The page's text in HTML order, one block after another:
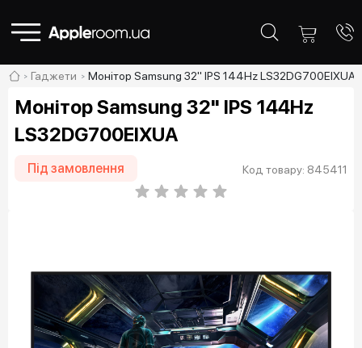
Гаджети Монітор Samsung 32" IPS 144Hz LS32DG700EIXUA
Монітор Samsung 32" IPS 144Hz
LS32DG700EIXUA
Під замовлення Код товару: 845411